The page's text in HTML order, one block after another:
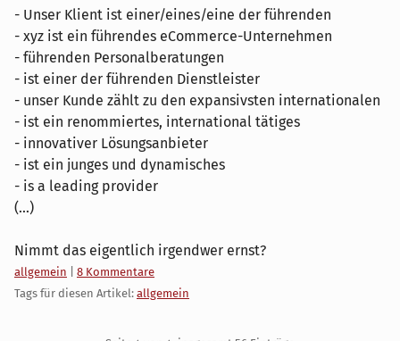
- Unser Klient ist einer/eines/eine der führenden
- xyz ist ein führendes eCommerce-Unternehmen
- führenden Personalberatungen
- ist einer der führenden Dienstleister
- unser Kunde zählt zu den expansivsten internationalen
- ist ein renommiertes, international tätiges
- innovativer Lösungsanbieter
- ist ein junges und dynamisches
- is a leading provider
(...)
Nimmt das eigentlich irgendwer ernst?
Kategorien:
allgemein
8 Kommentare
Tags für diesen Artikel: allgemein